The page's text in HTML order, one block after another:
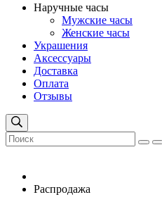
Наручные часы
Мужские часы
Женские часы
Украшения
Аксессуары
Доставка
Оплата
Отзывы
Распродажа